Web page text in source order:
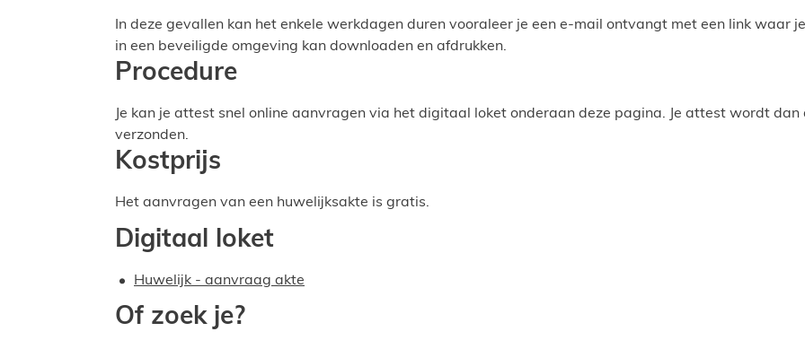
In deze gevallen kan het enkele werkdagen duren vooraleer je een e-mail ontvangt met een link waar
in een beveiligde omgeving kan downloaden en afdrukken.
Procedure
Je kan je attest snel online aanvragen via het digitaal loket onderaan deze pagina. Je attest wordt
verzonden.
Kostprijs
Het aanvragen van een huwelijksakte is gratis.
Digitaal loket
Huwelijk - aanvraag akte
Of zoek je?